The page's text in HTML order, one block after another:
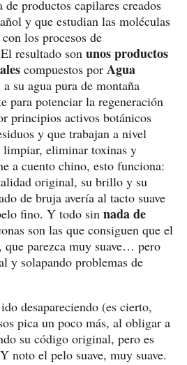
productos capilares creados
y que estudian las moléculas
los procesos de
resultado son unos productos
compuestos por Agua
su agua pura de montaña
para potenciar la regeneración
principios activos botánicos
y que trabajan a nivel
limpiar, eliminar toxinas y
a cuento chino, esto funciona:
original, su brillo y su
de bruja avería al tacto suave
fino. Y todo sin nada de
son las que consiguen que el
parezca muy suave… pero
y solapando problemas de
desapareciendo (es cierto,
pica un poco más, al obligar a
su código original, pero es
noto el pelo suave, muy suave.